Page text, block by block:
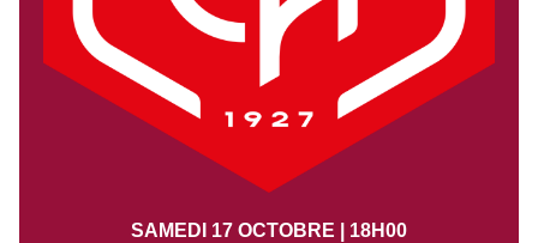
SAMEDI 17 OCTOBRE | 18H00